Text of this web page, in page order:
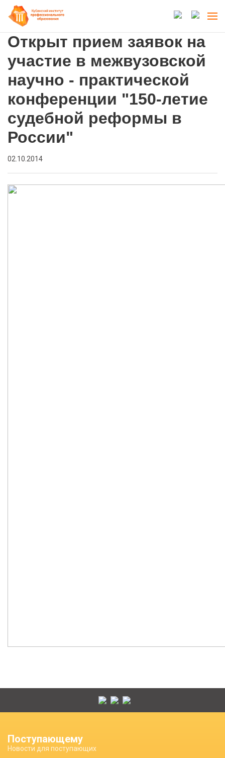
Открыт прием заявок на
участие в межвузовской
научно - практической
конференции "150-летие
судебной реформы в
России"
02.10.2014
Поступающему
Новости для поступающих